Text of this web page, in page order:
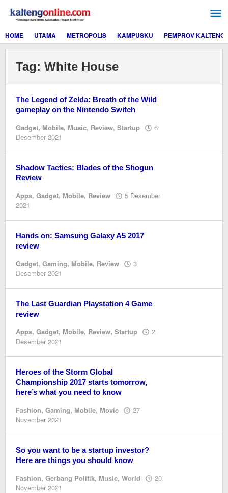
konten
HOME
UTAMA METROPOLIS KAMPUSKU PEMPROV KALTENG
Tag: White House
The Legend of Zelda: Breath of the Wild
gameplay on the Nintendo Switch
Gadget, Mobile, Music, Review, Startup
6
Desember 2021
Shadow Tactics: Blades of the Shogun
Review
Apps, Gadget, Mobile, Review
5 Desember
2021
Hands on: Samsung Galaxy A5 2017
review
Gadget, Gaming, Mobile, Review
3
Desember 2021
The Last Guardian Playstation 4 Game
review
Apps, Gadget, Mobile, Review, Startup
2
Desember 2021
Heroes of the Storm Global
Championship 2017 starts tomorrow,
here’s what you need to know
Fashion, Gaming, Mobile, Movie
27
November 2021
So you want to be a startup investor?
Here are things you should know
Fashion, Gerbang Politik, Music, World
20
November 2021